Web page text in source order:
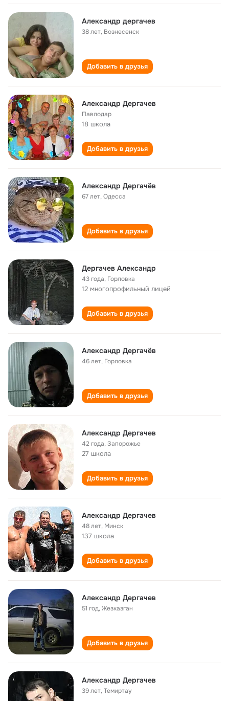
Александр дергачев
38 лет, Вознесенск
Добавить в друзья
Александр Дергачев
Павлодар
18 школа
Добавить в друзья
Александр Дергачёв
67 лет,Одесса
Добавить в друзья
Дергачев Александр
43 года, Горловка
12 многопрофильный лицей
Добавить в друзья
Александр Дергачёв
46 лет, Горловка
Добавить в друзья
Александр Дергачев
42 года,Запорожье
27 школа
Добавить в друзья
Александр Дергачев
48 лет, Минск
137 школа
Добавить в друзья
Александр Дергачев
51 год,Жезказган
Добавить в друзья
Александр Дергачев
39 лет,Темиртау